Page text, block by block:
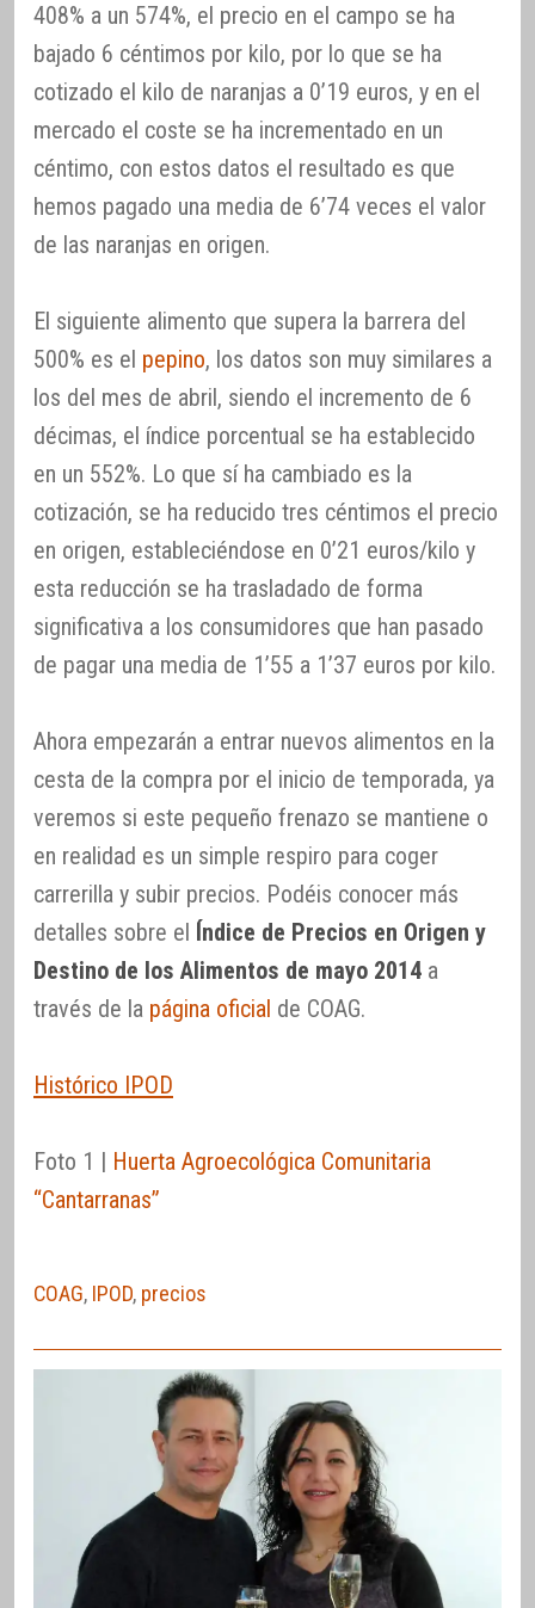
408% a un 574%, el precio en el campo se ha
bajado 6 céntimos por kilo, por lo que se ha
cotizado el kilo de naranjas a 0’19 euros, y en el
mercado el coste se ha incrementado en un
céntimo, con estos datos el resultado es que
hemos pagado una media de 6’74 veces el valor
de las naranjas en origen.
El siguiente alimento que supera la barrera del
500% es el pepino, los datos son muy similares a
los del mes de abril, siendo el incremento de 6
décimas, el índice porcentual se ha establecido
en un 552%. Lo que sí ha cambiado es la
cotización, se ha reducido tres céntimos el precio
en origen, estableciéndose en 0’21 euros/kilo y
esta reducción se ha trasladado de forma
significativa a los consumidores que han pasado
de pagar una media de 1’55 a 1’37 euros por kilo.
Ahora empezarán a entrar nuevos alimentos en la
cesta de la compra por el inicio de temporada, ya
veremos si este pequeño frenazo se mantiene o
en realidad es un simple respiro para coger
carrerilla y subir precios. Podéis conocer más
detalles sobre el Índice de Precios en Origen y
Destino de los Alimentos de mayo 2014 a
través de la página oficial de COAG.
Histórico IPOD
Foto 1 | Huerta Agroecológica Comunitaria
“Cantarranas”
COAG, IPOD, precios